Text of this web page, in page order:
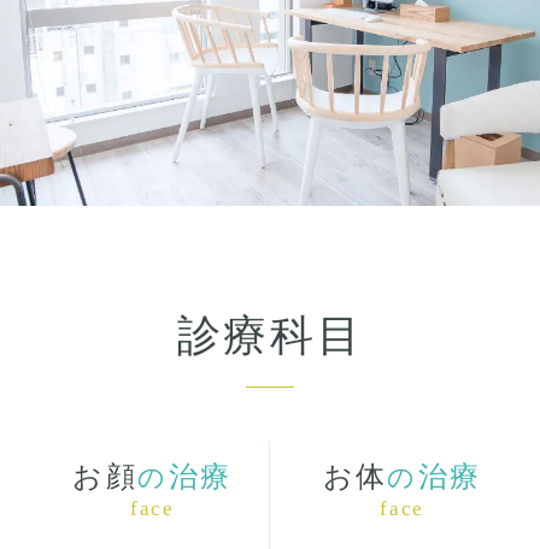
診療科目
お顔の 治療
face
お体の 治療
face